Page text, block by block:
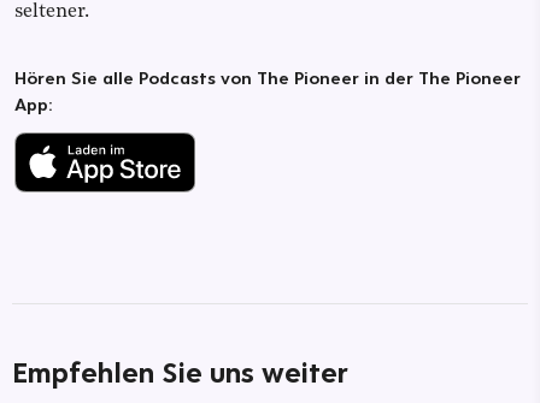
seltener.
Hören Sie alle Podcasts von The Pioneer in der The Pioneer
App:
Empfehlen Sie uns weiter